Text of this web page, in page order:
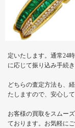
定いたします。通常24
に応じて振り込み手続
どちらの査定方法も、
たしますので、安心し
お客様の買取をスムー
ております。お気軽にご